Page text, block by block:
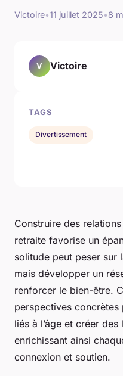
Victoire•11 juillet 2025•8
Construire des
retraite favorise un
solitude peut peser sur
mais développer un
renforcer le bien-être.
perspectives
liés à l’âge et créer des
enrichissant ainsi
connexion et soutien.
V Victoire
TAGS
Divertissement